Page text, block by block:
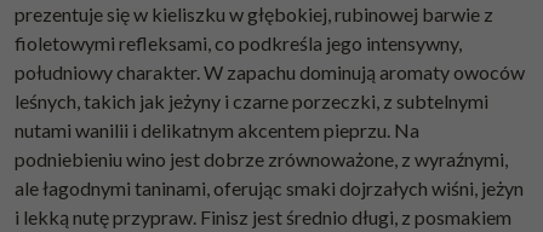
prezentuje się w kieliszku w głębokiej, rubinowej barwie z
fioletowymi refleksami, co podkreśla jego intensywny,
południowy charakter. W zapachu dominują aromaty owoców
leśnych, takich jak jeżyny i czarne porzeczki, z subtelnymi
nutami wanilii i delikatnym akcentem pieprzu. Na
podniebieniu wino jest dobrze zrównoważone, z wyraźnymi,
ale łagodnymi taninami, oferując smaki dojrzałych wiśni, jeżyn
i lekką nutę przypraw. Finisz jest średnio długi, z posmakiem